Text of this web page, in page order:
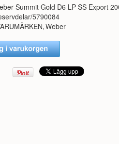
Summit Gold D6 LP SS Export
5790084
,Weber